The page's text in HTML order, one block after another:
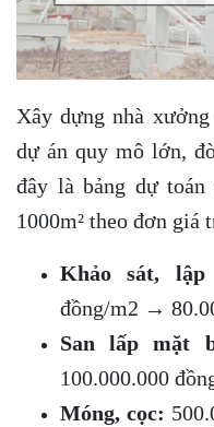
Xây dựng nhà
dự án quy mô lớn,
đây là bảng dự
1000m² theo đơn giá
Khảo sát,
đồng/m2 →
San lấp mặt
100.000.000
Móng, cọc: